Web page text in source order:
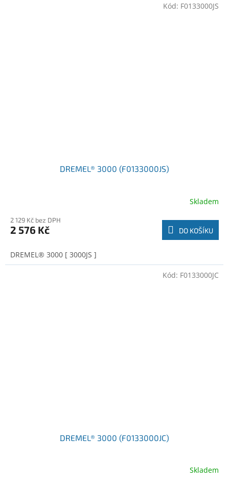
DREMEL® 3000 (F0133000JS)
Skladem
2 129 Kč bez DPH
2 576 Kč DO KOŠÍKU
DREMEL® 3000 [ 3000JS ]
Kód: F0133000JS
DREMEL® 3000 (F0133000JC)
Skladem
Kód: F0133000JC